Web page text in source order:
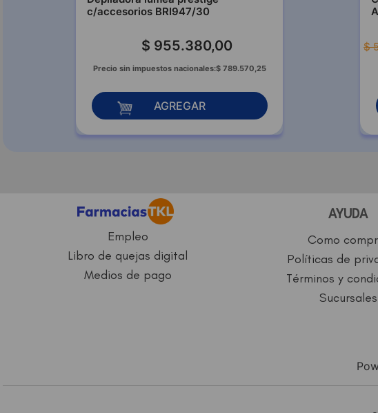
c/accesorios BRI947/30
$ 955.380,00
Precio sin impuestos nacionales:$ 789.570,25
AGREGAR
$
Empleo
Libro de quejas digital
Medios de pago
AYUDA
Como
Políticas de
Términos y
Sucursales